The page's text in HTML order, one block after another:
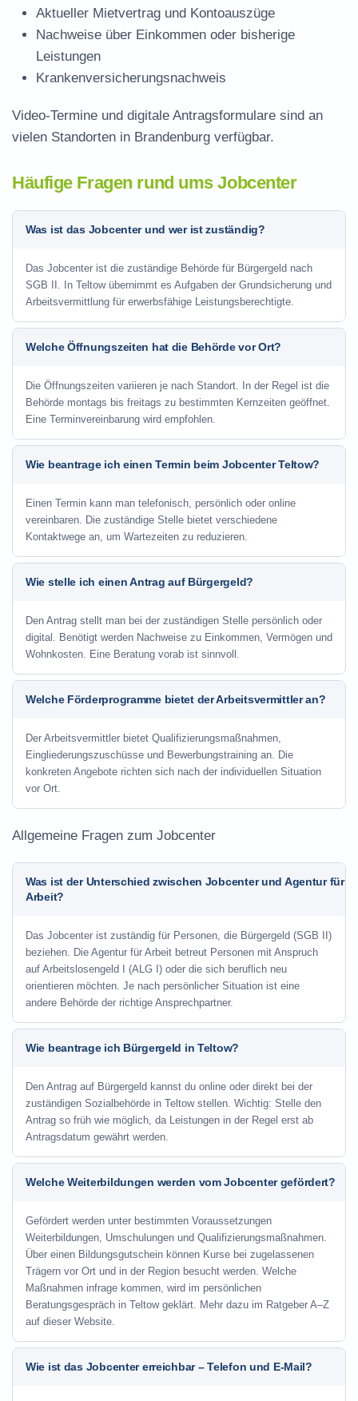
Aktueller Mietvertrag und Kontoauszüge
Nachweise über Einkommen oder bisherige
Leistungen
Krankenversicherungsnachweis
Video-Termine und digitale Antragsformulare sind an
vielen Standorten in Brandenburg verfügbar.
Häufige Fragen rund ums Jobcenter
Was ist das Jobcenter und wer ist zuständig?
Das Jobcenter ist die zuständige Behörde für Bürgergeld nach
SGB II. In Teltow übernimmt es Aufgaben der Grundsicherung und
Arbeitsvermittlung für erwerbsfähige Leistungsberechtigte.
Welche Öffnungszeiten hat die Behörde vor Ort?
Die Öffnungszeiten variieren je nach Standort. In der Regel ist die
Behörde montags bis freitags zu bestimmten Kernzeiten geöffnet.
Eine Terminvereinbarung wird empfohlen.
Wie beantrage ich einen Termin beim Jobcenter Teltow?
Einen Termin kann man telefonisch, persönlich oder online
vereinbaren. Die zuständige Stelle bietet verschiedene
Kontaktwege an, um Wartezeiten zu reduzieren.
Wie stelle ich einen Antrag auf Bürgergeld?
Den Antrag stellt man bei der zuständigen Stelle persönlich oder
digital. Benötigt werden Nachweise zu Einkommen, Vermögen und
Wohnkosten. Eine Beratung vorab ist sinnvoll.
Welche Förderprogramme bietet der Arbeitsvermittler an?
Der Arbeitsvermittler bietet Qualifizierungsmaßnahmen,
Eingliederungszuschüsse und Bewerbungstraining an. Die
konkreten Angebote richten sich nach der individuellen Situation
vor Ort.
Allgemeine Fragen zum Jobcenter
Was ist der Unterschied zwischen Jobcenter und Agentur für
Arbeit?
Das Jobcenter ist zuständig für Personen, die Bürgergeld (SGB II)
beziehen. Die Agentur für Arbeit betreut Personen mit Anspruch
auf Arbeitslosengeld I (ALG I) oder die sich beruflich neu
orientieren möchten. Je nach persönlicher Situation ist eine
andere Behörde der richtige Ansprechpartner.
Wie beantrage ich Bürgergeld in Teltow?
Den Antrag auf Bürgergeld kannst du online oder direkt bei der
zuständigen Sozialbehörde in Teltow stellen. Wichtig: Stelle den
Antrag so früh wie möglich, da Leistungen in der Regel erst ab
Antragsdatum gewährt werden.
Welche Weiterbildungen werden vom Jobcenter gefördert?
Gefördert werden unter bestimmten Voraussetzungen
Weiterbildungen, Umschulungen und Qualifizierungsmaßnahmen.
Über einen Bildungsgutschein können Kurse bei zugelassenen
Trägern vor Ort und in der Region besucht werden. Welche
Maßnahmen infrage kommen, wird im persönlichen
Beratungsgespräch in Teltow geklärt. Mehr dazu im Ratgeber A–Z
auf dieser Website.
Wie ist das Jobcenter erreichbar – Telefon und E-Mail?